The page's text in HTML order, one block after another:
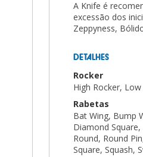
A Knife é
excessão dos
Zeppyness,
DETALHES
Rocker
High Rocker,
Rabetas
Bat Wing, Bump
Diamond
Round, Round
Square, Squash,